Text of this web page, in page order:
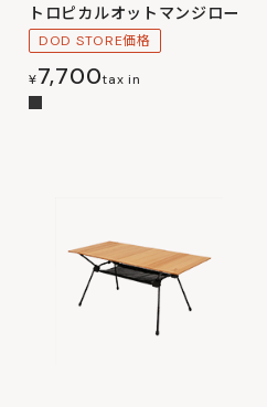
トロピカルオットマンジロー
DOD STORE価格
¥7,700tax in